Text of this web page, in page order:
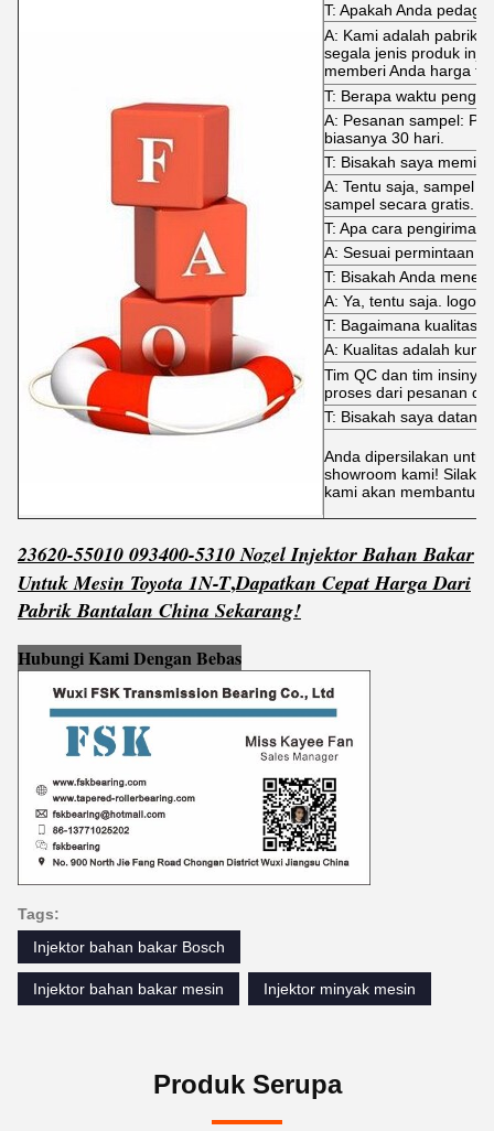
T: Apakah Anda
A: Kami adalah pabrik
segala jenis produk
memberi Anda harga
T: Berapa waktu
A: Pesanan sampel:
biasanya 30 hari.
T: Bisakah saya
A: Tentu saja, sampel
sampel secara gratis.
T: Apa cara
A: Sesuai permintaan
T: Bisakah Anda
A: Ya, tentu saja. logo
T: Bagaimana kualitas
A: Kualitas adalah
Tim QC dan tim
proses dari pesanan
T: Bisakah saya datang
Anda dipersilakan
showroom kami!
kami akan membantu
23620-55010 093400-5310 Nozel Injektor Bahan Bakar
Untuk Mesin Toyota 1N-T,Dapatkan Cepat Harga Dari
Pabrik Bantalan China Sekarang!
Hubungi Kami Dengan Bebas
Tags:
Injektor bahan bakar Bosch
Injektor bahan bakar mesin Injektor minyak mesin
Produk Serupa